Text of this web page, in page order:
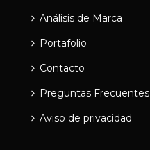
Análisis de Marca
Portafolio
Contacto
Preguntas Frecuentes
Aviso de privacidad